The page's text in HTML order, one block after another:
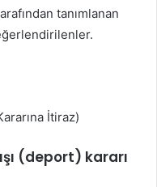
tanımlanan
İtiraz)
(deport) kararı